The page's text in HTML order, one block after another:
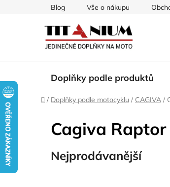
Blog Vše o nákupu
Doplňky podle produktů
Domů
/ Doplňky podle motocyklu / CAGIVA /
Cagiva
Nejprodávanější